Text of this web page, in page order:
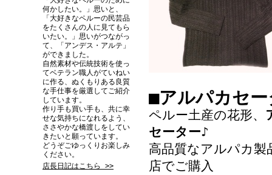
何かしたい。」思いと、
「大好きなペルーの民芸品
をたくさんの人に見てもら
いたい。」思いがつながっ
て、「アンデス・アルテ」
ができました。
自然素材や伝統技術を使っ
てベテラン職人がていねい
に作る、ぬくもりある良質
な手仕事を厳選してご紹介
しています。
作り手も買い手も、共に幸
せな気持ちになれるよう、
ささやかな橋渡しをしてい
きたいと願っています。
どうぞごゆっくりお楽しみ
ください。
店長日記はこちら >>
■アルパカセー
ペルー土産の花形、
セーター♪
高品質なアルパカ製
店でご購入